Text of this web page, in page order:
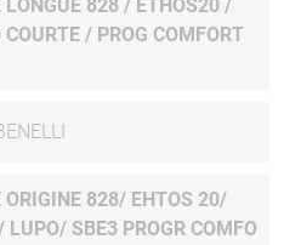
LONGUE 828 / ETHOS20 /
/ PROG COMFORT
ORIGINE 828/ EHTOS 20/
LUPO/ SBE3 PROGR COMFO